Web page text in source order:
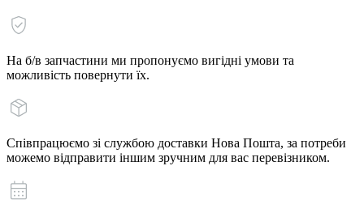
На б/в запчастини ми пропонуємо вигідні умови та
можливість повернути їх.
Співпрацюємо зі службою доставки Нова Пошта, за потреби
можемо відправити іншим зручним для вас перевізником.